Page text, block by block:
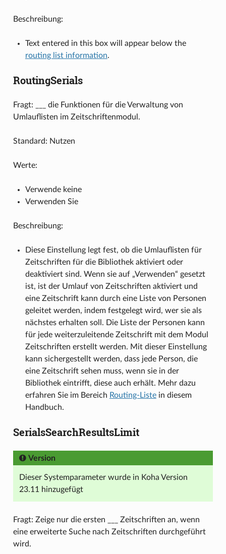
Beschreibung:
Text entered in this box will appear below the
routing list information.
RoutingSerials
Fragt: ___ die Funktionen für die Verwaltung von
Umlauflisten im Zeitschriftenmodul.
Standard: Nutzen
Werte:
Verwende keine
Verwenden Sie
Beschreibung:
Diese Einstellung legt fest, ob die Umlauflisten für
Zeitschriften für die Bibliothek aktiviert oder
deaktiviert sind. Wenn sie auf „Verwenden“ gesetzt
ist, ist der Umlauf von Zeitschriften aktiviert und
eine Zeitschrift kann durch eine Liste von Personen
geleitet werden, indem festgelegt wird, wer sie als
nächstes erhalten soll. Die Liste der Personen kann
für jede weiterzuleitende Zeitschrift mit dem Modul
Zeitschriften erstellt werden. Mit dieser Einstellung
kann sichergestellt werden, dass jede Person, die
eine Zeitschrift sehen muss, wenn sie in der
Bibliothek eintrifft, diese auch erhält. Mehr dazu
erfahren Sie im Bereich Routing-Listein diesem
Handbuch.
SerialsSearchResultsLimit
Version
Dieser Systemparameter wurde in Koha Version
23.11 hinzugefügt
Fragt: Zeige nur die ersten ___ Zeitschriften an, wenn
eine erweiterte Suche nach Zeitschriften durchgeführt
wird.